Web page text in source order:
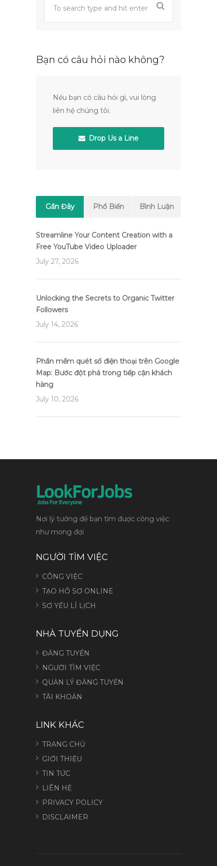
Bạn có câu hỏi nào không?
Nếu bạn có câu hỏi gì, vui lòng
liên hệ chúng tôi.
Drop Us a Line
Gần Đây Phổ Biến Bình Luận
Streamline Your Content Creation with a
Free YouTube Video Uploader
July 27, 2026
Unlocking the Secrets to Organic Twitter
Followers
July 14, 2026
Phần mềm quét số điện thoại trên Google
Map: Bước đột phá trong tiếp cận khách
hàng
July 10, 2026
Nơi lý tưởng để bạn tìm được công việc
như mong đợi
NGƯỜI TÌM VIỆC
CÔNG VIỆC
TẠO HỒ SƠ ONLINE
SƠ YẾU LÍ LỊCH
NHÀ TUYỂN DỤNG
ĐĂNG TUYỂN
NGƯỜI TÌM VIỆC
QUẢN LÝ ĐĂNG TUYỂN
TÀI KHOẢN
LINK KHÁC
TRANG CHỦ
GIỚI THIỆU
TIN TỨC
LIÊN HỆ
PRIVACY POLICY
DISCLAIMER